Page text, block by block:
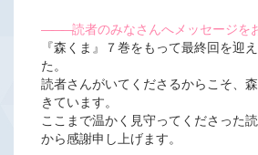
―――読者のみなさんへメッセージを
『森くま』７巻をもって最終回を迎
た。
読者さんがいてくださるからこそ、
きています。
ここまで温かく見守ってくださった
から感謝申し上げます。